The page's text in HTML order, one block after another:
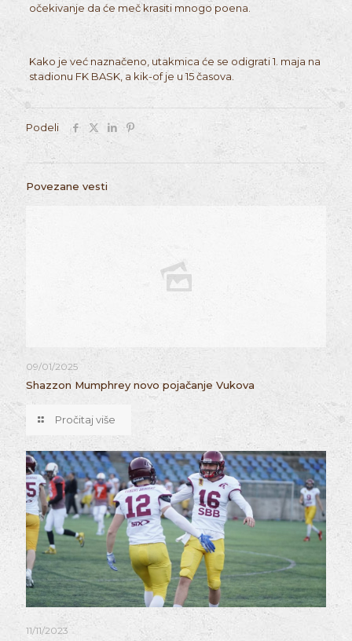
očekivanje da će meč krasiti mnogo poena.
Kako je već naznačeno, utakmica će se odigrati 1. maja na
stadionu FK BASK, a kik-of je u 15 časova.
Podeli
Povezane vesti
09/01/2025
Shazzon Mumphrey novo pojačanje Vukova
Pročitaj više
11/11/2023